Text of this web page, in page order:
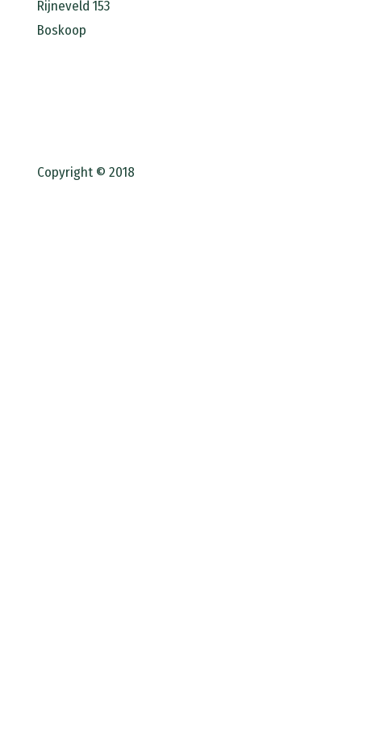
Rijneveld 153
Boskoop
Copyright © 2018